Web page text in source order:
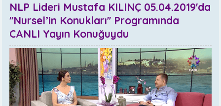
NLP Lideri Mustafa KILINÇ 05.04.2019'da
''Nursel’in Konukları'' Programında
CANLI Yayın Konuğuydu